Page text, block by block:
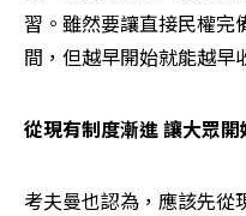
習。雖然要讓直接民權完
間，但越早開始就能越早
從現有制度漸進 讓大眾
考夫曼也認為，應該先從